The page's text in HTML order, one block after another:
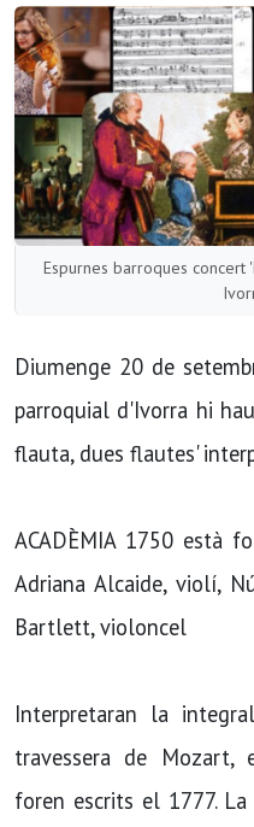
Espurnes barroques concert
Diumenge 20 de
parroquial d'Ivorra hi
flauta, dues flautes'
ACADÈMIA 1750 està
Adriana Alcaide, violí,
Bartlett, violoncel
Interpretaran la
travessera de Mozart,
foren escrits el 1777.